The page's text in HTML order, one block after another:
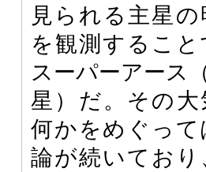
見られる主星
を観測するこ
スーパーアース
星）だ。その
何かをめぐっ
論が続いており